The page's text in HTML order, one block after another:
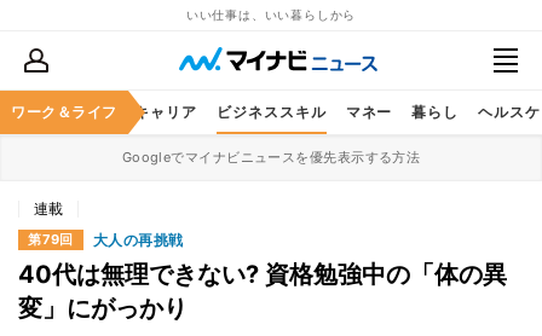
いい仕事は、いい暮らしから
ワーク＆ライフ キャリア ビジネススキル マネー 暮らし ヘルス
Googleでマイナビニュースを優先表示する方法
連載
第79回 大人の再挑戦
40代は無理できない? 資格勉強中の「体の異
変」にがっかり